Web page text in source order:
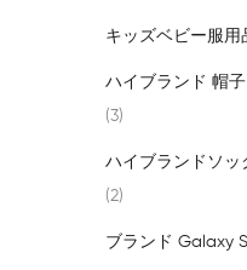
キッズベビー服用
ハイブランド 帽
3
ハイブランドソ
2
ブランド Galaxy